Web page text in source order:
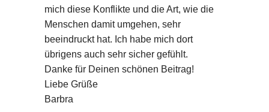
mich diese Konflikte und die Art, wie die
Menschen damit umgehen, sehr
beeindruckt hat. Ich habe mich dort
übrigens auch sehr sicher gefühlt.
Danke für Deinen schönen Beitrag!
Liebe Grüße
Barbra